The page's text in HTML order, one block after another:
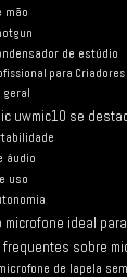
mão
de estúdio
para Criadores
geral
uwmic10 se
áudio
uso
microfone ideal
frequentes sobre
de lapela